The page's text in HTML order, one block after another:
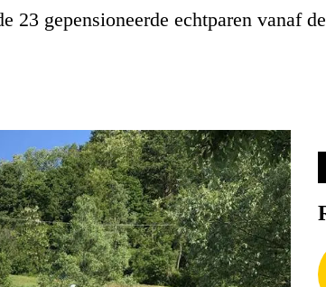
23 gepensioneerde echtparen vanaf